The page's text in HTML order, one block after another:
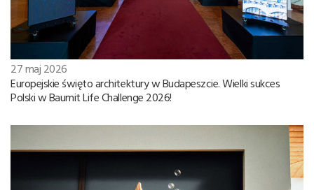
27 maj 2026
Europejskie święto architektury w Budapeszcie. Wielki sukces
Polski w Baumit Life Challenge 2026!